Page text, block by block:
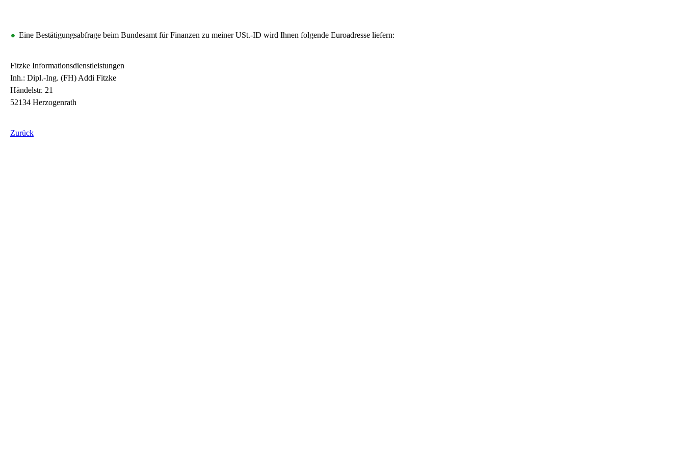
Eine Bestätigungsabfrage beim Bundesamt für Finanzen zu meiner USt.-ID wird Ihnen folgende Euroadresse liefern:
Fitzke Informationsdienstleistungen
Inh.: Dipl.-Ing. (FH) Addi Fitzke
Händelstr. 21
52134 Herzogenrath
Zurück